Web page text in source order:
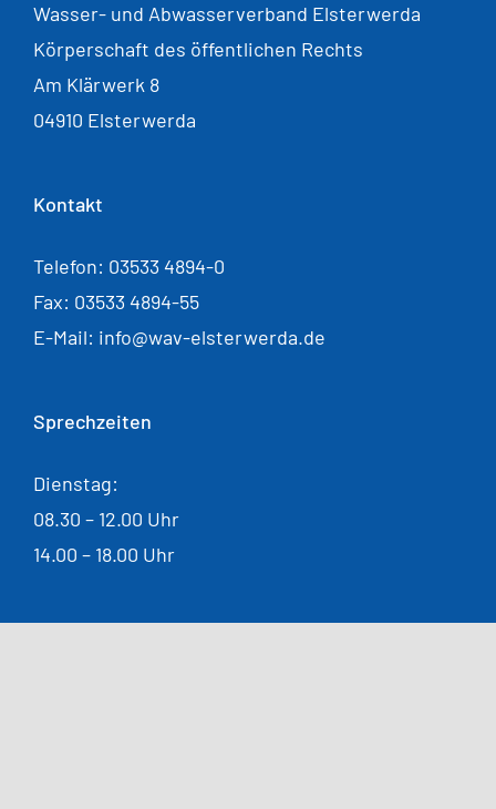
Wasser- und Abwasserverband Elsterwerda
Körperschaft des öffentlichen Rechts
Am Klärwerk 8
04910 Elsterwerda
Kontakt
Telefon: 03533 4894-0
Fax: 03533 4894-55
E-Mail: info@wav-elsterwerda.de
Sprechzeiten
Dienstag:
08.30 – 12.00 Uhr
14.00 – 18.00 Uhr